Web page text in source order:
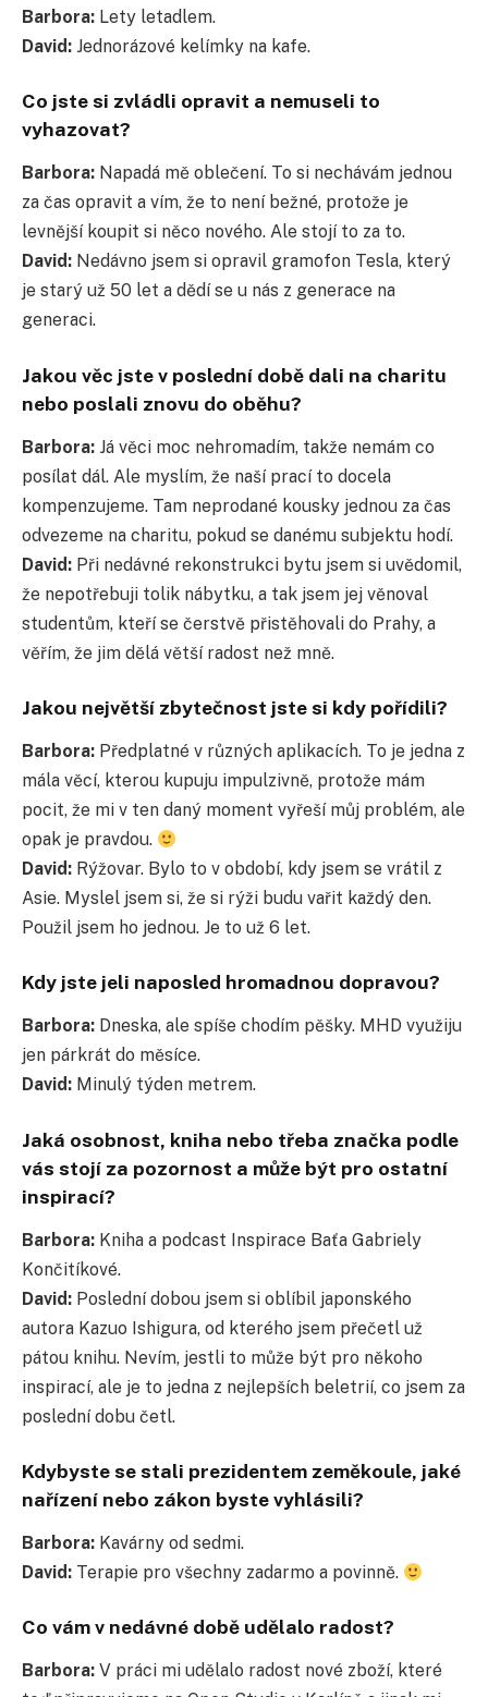
Barbora: Lety letadlem.
David: Jednorázové kelímky na kafe.
Co jste si zvládli opravit a nemuseli to
vyhazovat?
Barbora: Napadá mě oblečení. To si nechávám jednou
za čas opravit a vím, že to není bežné, protože je
levnější koupit si něco nového. Ale stojí to za to.
David: Nedávno jsem si opravil gramofon Tesla, který
je starý už 50 let a dědí se u nás z generace na
generaci.
Jakou věc jste v poslední době dali na charitu
nebo poslali znovu do oběhu?
Barbora: Já věci moc nehromadím, takže nemám co
posílat dál. Ale myslím, že naší prací to docela
kompenzujeme. Tam neprodané kousky jednou za čas
odvezeme na charitu, pokud se danému subjektu hodí.
David: Při nedávné rekonstrukci bytu jsem si uvědomil,
že nepotřebuji tolik nábytku, a tak jsem jej věnoval
studentům, kteří se čerstvě přistěhovali do Prahy, a
věřím, že jim dělá větší radost než mně.
Jakou největší zbytečnost jste si kdy pořídili?
Barbora: Předplatné v různých aplikacích. To je jedna z
mála věcí, kterou kupuju impulzivně, protože mám
pocit, že mi v ten daný moment vyřeší můj problém, ale
opak je pravdou.
David: Rýžovar. Bylo to v období, kdy jsem se vrátil z
Asie. Myslel jsem si, že si rýži budu vařit každý den.
Použil jsem ho jednou. Je to už 6 let.
Kdy jste jeli naposled hromadnou dopravou?
Barbora: Dneska, ale spíše chodím pěšky. MHD využiju
jen párkrát do měsíce.
David: Minulý týden metrem.
Jaká osobnost, kniha nebo třeba značka podle
vás stojí za pozornost a může být pro ostatní
inspirací?
Barbora: Kniha a podcast Inspirace Baťa Gabriely
Končitíkové.
David: Poslední dobou jsem si oblíbil japonského
autora Kazuo Ishigura, od kterého jsem přečetl už
pátou knihu. Nevím, jestli to může být pro někoho
inspirací, ale je to jedna z nejlepších beletrií, co jsem za
poslední dobu četl.
Kdybyste se stali prezidentem zeměkoule, jaké
nařízení nebo zákon byste vyhlásili?
Barbora: Kavárny od sedmi.
David: Terapie pro všechny zadarmo a povinně.
Co vám v nedávné době udělalo radost?
Barbora: V práci mi udělalo radost nové zboží, které